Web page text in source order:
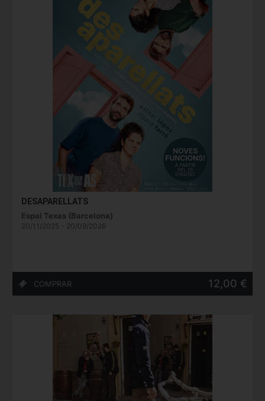
DESAPARELLATS
Espai Texas (Barcelona)
20/11/2025 - 20/09/2026
12,00 €